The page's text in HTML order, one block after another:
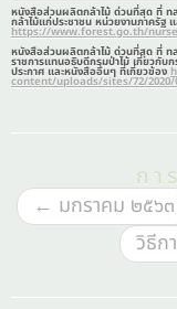
หนังสือส่วนผลิตกล้าไม้ ด่วนที่สุด ที่ ทส
กล้าไม้แก่ประชาชน หน่วยงานภาครัฐ
https://www.forest.go.th/
หนังสือส่วนผลิตกล้าไม้ ด่วนที่สุด ที่ ท
ราชการแทนอธิบดีกรมป่าไม้ เกี่ยวกับ
ประกาศ และหนังสืออื่นๆ ที่เกี่ยวข้อง
content/uploads/sites/72/2020/
กา
← มกราคม ๒๕๖๓
วิธีก